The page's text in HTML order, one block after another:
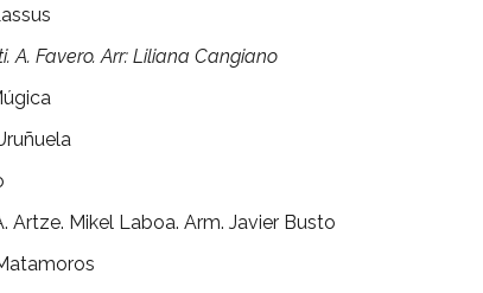
A. Favero. Arr: Liliana Cangiano
Artze. Mikel Laboa. Arm. Javier Busto